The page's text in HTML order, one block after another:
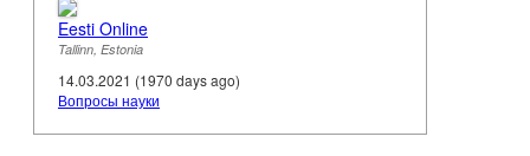
Eesti Online
Tallinn, Estonia
14.03.2021 (1970 days ago)
Вопросы науки